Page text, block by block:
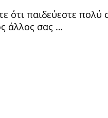
ότι παιδεύεστε
άλλος σας …